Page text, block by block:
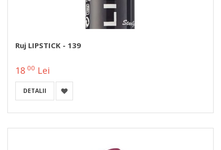
Ruj LIPSTICK - 139
18 00 Lei
DETALII